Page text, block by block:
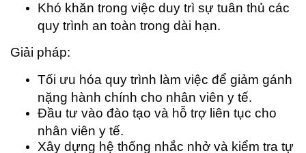
Khó khăn trong việc duy trì sự tuân thủ các
quy trình an toàn trong dài hạn.
Giải pháp:
Tối ưu hóa quy trình làm việc để giảm gánh
nặng hành chính cho nhân viên y tế.
Đầu tư vào đào tạo và hỗ trợ liên tục cho
nhân viên y tế.
Xây dựng hệ thống nhắc nhở và kiểm tra tự